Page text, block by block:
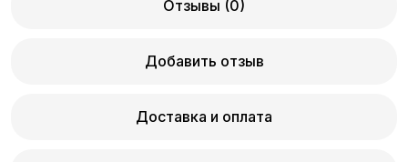
Отзывы (0)
Добавить отзыв
Доставка и оплата